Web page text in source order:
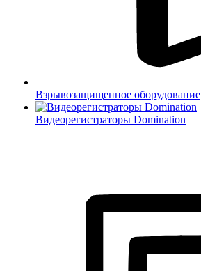
Взрывозащищенное оборудование
Видеорегистраторы Domination